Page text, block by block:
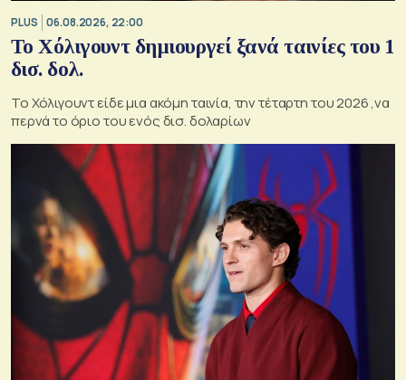
PLUS 06.08.2026, 22:00
Το Χόλιγουντ δημιουργεί ξανά ταινίες του 1
δισ. δολ.
Το Χόλιγουντ είδε μια ακόμη ταινία, την τέταρτη του 2026 ,να
περνά το όριο του ενός δισ. δολαρίων